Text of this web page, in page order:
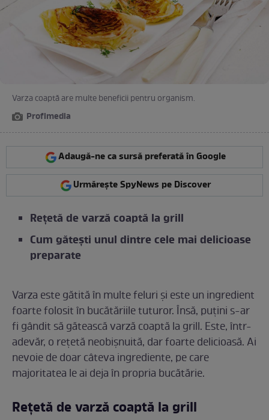
Varza coaptă are multe beneficii pentru organism.
Profimedia
Adaugă-ne ca sursă preferată în Google
Urmărește SpyNews pe Discover
Rețetă de varză coaptă la grill
Cum gătești unul dintre cele mai delicioase
preparate
Varza este gătită în multe feluri și este un ingredient
foarte folosit în bucătăriile tuturor. Însă, puțini s-ar
fi gândit să gătească varză coaptă la grill. Este, într-
adevăr, o rețetă neobișnuită, dar foarte delicioasă. Ai
nevoie de doar câteva ingrediente, pe care
majoritatea le ai deja în propria bucătărie.
Rețetă de varză coaptă la grill